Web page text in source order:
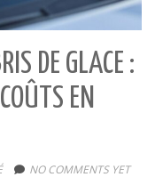
DE GLACE :
EN
NO COMMENTS YET